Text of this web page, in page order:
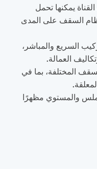
يمكنها تحمل
السقف على المدى
السريع والمباشر،
العمالة.
المختلفة، بما في
والمستوي مظهرًا